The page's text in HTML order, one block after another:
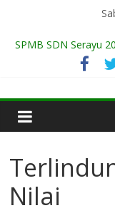
content
SPMB SDN Serayu
Selamat Hari Raya
ALUR SPMB SDN
Selamat & Sukses
SDN
Sekolah
Nilai